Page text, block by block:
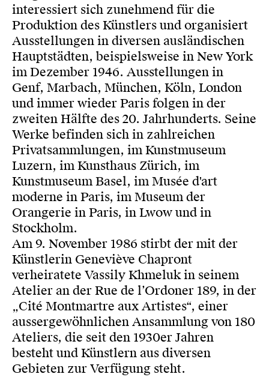
interessiert sich zunehmend für die
Produktion des Künstlers und organisiert
Ausstellungen in diversen ausländischen
Hauptstädten, beispielsweise in New York
im Dezember 1946. Ausstellungen in
Genf, Marbach, München, Köln, London
und immer wieder Paris folgen in der
zweiten Hälfte des 20. Jahrhunderts. Seine
Werke befinden sich in zahlreichen
Privatsammlungen, im Kunstmuseum
Luzern, im Kunsthaus Zürich, im
Kunstmuseum Basel, im Musée d'art
moderne in Paris, im Museum der
Orangerie in Paris, in Lwow und in
Stockholm.
Am 9. November 1986 stirbt der mit der
Künstlerin Geneviève Chapront
verheiratete Vassily Khmeluk in seinem
Atelier an der Rue de l’Ordoner 189, in der
„Cité Montmartre aux Artistes“, einer
aussergewöhnlichen Ansammlung von 180
Ateliers, die seit den 1930er Jahren
besteht und Künstlern aus diversen
Gebieten zur Verfügung steht.